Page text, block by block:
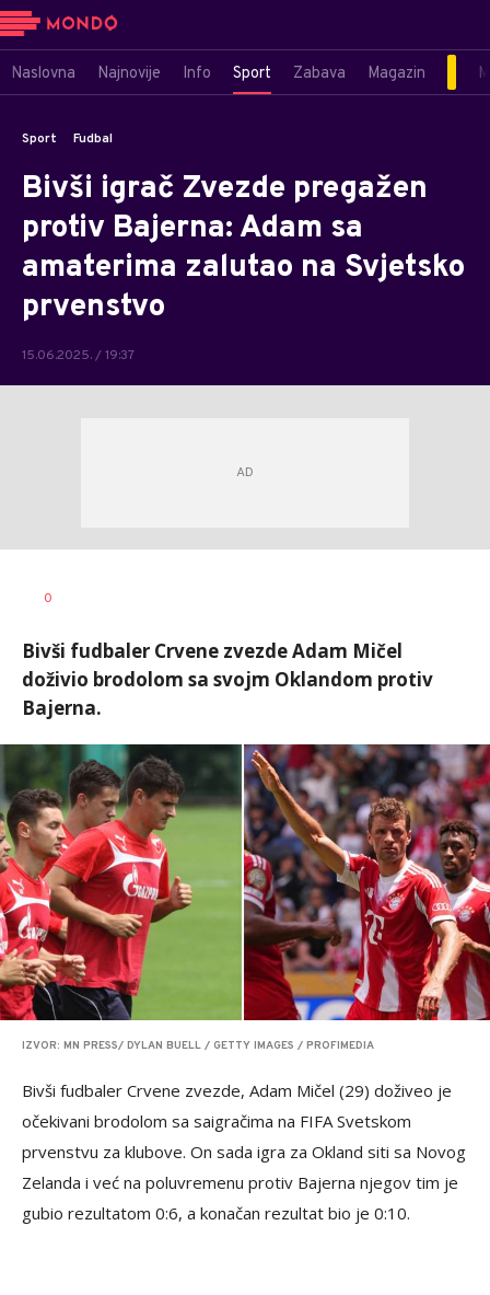
Naslovna Najnovije Info Sport Zabava Magazin
Sport Fudbal
Bivši igrač Zvezde pregažen
protiv Bajerna: Adam sa
amaterima zalutao na Svjetsko
prvenstvo
15.06.2025. / 19:37
0
Bivši fudbaler Crvene zvezde Adam Mičel
doživio brodolom sa svojm Oklandom protiv
Bajerna.
IZVOR: MN PRESS/ DYLAN BUELL / GETTY IMAGES / PROFIMEDIA
Bivši fudbaler Crvene zvezde, Adam Mičel (29) doživeo je
očekivani brodolom sa saigračima na FIFA Svetskom
prvenstvu za klubove. On sada igra za Okland siti sa Novog
Zelanda i već na poluvremenu protiv Bajerna njegov tim je
gubio rezultatom 0:6, a konačan rezultat bio je 0:10.